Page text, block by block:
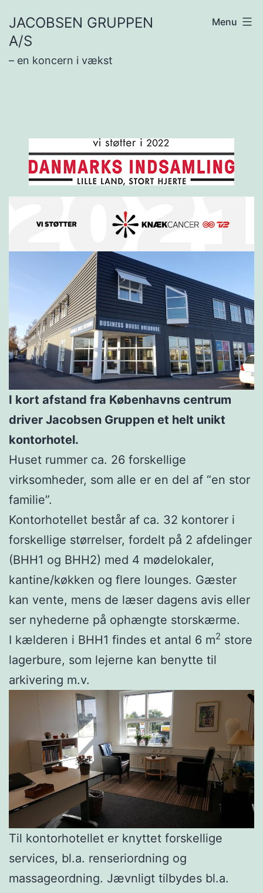
indhold
JACOBSEN GRUPPEN
A/S
– en koncern i vækst
Menu
I kort afstand fra Københavns centrum
driver Jacobsen Gruppen et helt unikt
kontorhotel.
Huset rummer ca. 26 forskellige
virksomheder, som alle er en del af “en stor
familie”.
Kontorhotellet består af ca. 32 kontorer i
forskellige størrelser, fordelt på 2 afdelinger
(BHH1 og BHH2) med 4 mødelokaler,
kantine/køkken og flere lounges. Gæster
kan vente, mens de læser dagens avis eller
ser nyhederne på ophængte storskærme.
I kælderen i BHH1 findes et antal 6 m2 store
lagerbure, som lejerne kan benytte til
arkivering m.v.
Til kontorhotellet er knyttet forskellige
services, bl.a. renseriordning og
massageordning. Jævnligt tilbydes bl.a.